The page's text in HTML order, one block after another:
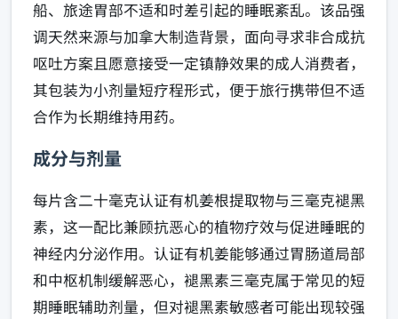
船、旅途胃部不适和时差引起的睡眠紊乱。该品强
调天然来源与加拿大制造背景，面向寻求非合成抗
呕吐方案且愿意接受一定镇静效果的成人消费者，
其包装为小剂量短疗程形式，便于旅行携带但不适
合作为长期维持用药。
成分与剂量
每片含二十毫克认证有机姜根提取物与三毫克褪黑
素，这一配比兼顾抗恶心的植物疗效与促进睡眠的
神经内分泌作用。认证有机姜能够通过胃肠道局部
和中枢机制缓解恶心，褪黑素三毫克属于常见的短
期睡眠辅助剂量，但对褪黑素敏感者可能出现较强